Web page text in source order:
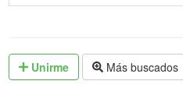
Unirme Más buscados